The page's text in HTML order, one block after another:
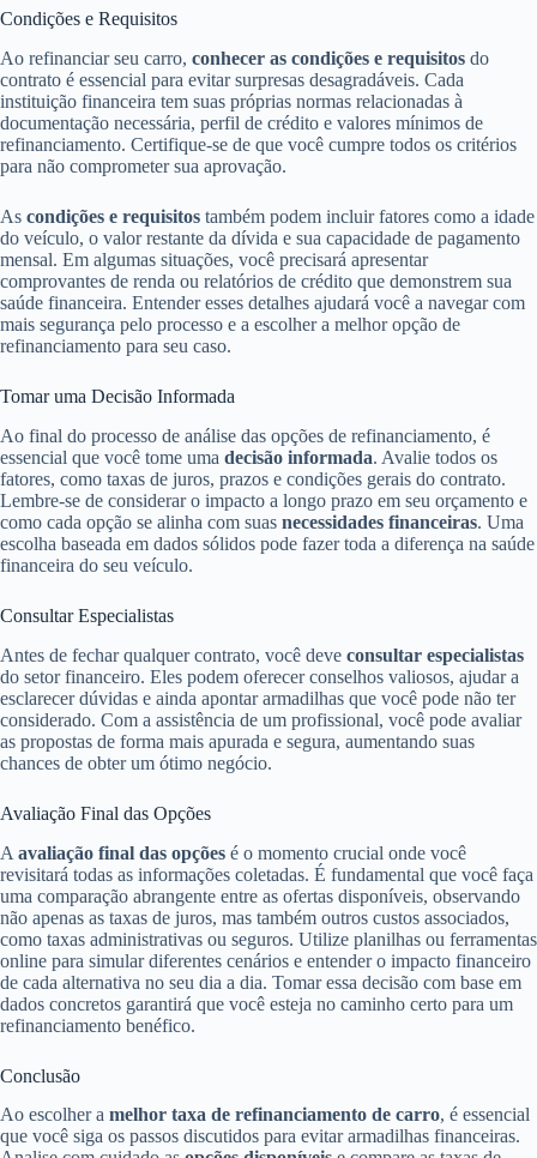
Condições e Requisitos
Ao refinanciar seu carro, conhecer as condições e requisitos do
contrato é essencial para evitar surpresas desagradáveis. Cada
instituição financeira tem suas próprias normas relacionadas à
documentação necessária, perfil de crédito e valores mínimos de
refinanciamento. Certifique-se de que você cumpre todos os critérios
para não comprometer sua aprovação.
As condições e requisitos também podem incluir fatores como a idade
do veículo, o valor restante da dívida e sua capacidade de pagamento
mensal. Em algumas situações, você precisará apresentar
comprovantes de renda ou relatórios de crédito que demonstrem sua
saúde financeira. Entender esses detalhes ajudará você a navegar com
mais segurança pelo processo e a escolher a melhor opção de
refinanciamento para seu caso.
Tomar uma Decisão Informada
Ao final do processo de análise das opções de refinanciamento, é
essencial que você tome uma decisão informada. Avalie todos os
fatores, como taxas de juros, prazos e condições gerais do contrato.
Lembre-se de considerar o impacto a longo prazo em seu orçamento e
como cada opção se alinha com suas necessidades financeiras. Uma
escolha baseada em dados sólidos pode fazer toda a diferença na saúde
financeira do seu veículo.
Consultar Especialistas
Antes de fechar qualquer contrato, você deve consultar especialistas
do setor financeiro. Eles podem oferecer conselhos valiosos, ajudar a
esclarecer dúvidas e ainda apontar armadilhas que você pode não ter
considerado. Com a assistência de um profissional, você pode avaliar
as propostas de forma mais apurada e segura, aumentando suas
chances de obter um ótimo negócio.
Avaliação Final das Opções
A avaliação final das opções é o momento crucial onde você
revisitará todas as informações coletadas. É fundamental que você faça
uma comparação abrangente entre as ofertas disponíveis, observando
não apenas as taxas de juros, mas também outros custos associados,
como taxas administrativas ou seguros. Utilize planilhas ou ferramentas
online para simular diferentes cenários e entender o impacto financeiro
de cada alternativa no seu dia a dia. Tomar essa decisão com base em
dados concretos garantirá que você esteja no caminho certo para um
refinanciamento benéfico.
Conclusão
Ao escolher a melhor taxa de refinanciamento de carro, é essencial
que você siga os passos discutidos para evitar armadilhas financeiras.